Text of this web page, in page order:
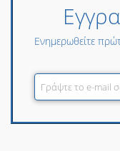
Ενημερωθείτε